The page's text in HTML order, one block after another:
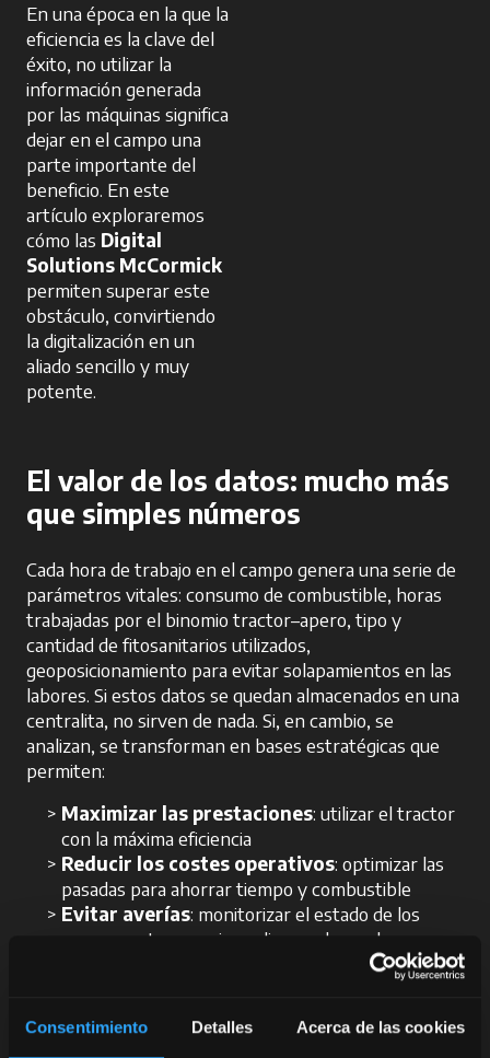
Consentimiento Detalles Acerca de las cookies
En una época en la que la
eficiencia es la clave del
éxito, no utilizar la
información generada
por las máquinas significa
dejar en el campo una
parte importante del
beneficio. En este
artículo exploraremos
cómo las Digital
Solutions McCormick
permiten superar este
obstáculo, convirtiendo
la digitalización en un
aliado sencillo y muy
potente.
El valor de los datos: mucho más
que simples números
Cada hora de trabajo en el campo genera una serie de
parámetros vitales: consumo de combustible, horas
trabajadas por el binomio tractor–apero, tipo y
cantidad de fitosanitarios utilizados,
geoposicionamiento para evitar solapamientos en las
labores. Si estos datos se quedan almacenados en una
centralita, no sirven de nada. Si, en cambio, se
analizan, se transforman en bases estratégicas que
permiten:
Maximizar las prestaciones: utilizar el tractor
con la máxima eficiencia
Reducir los costes operativos: optimizar las
pasadas para ahorrar tiempo y combustible
Evitar averías: monitorizar el estado de los
componentes para impedir paradas en las